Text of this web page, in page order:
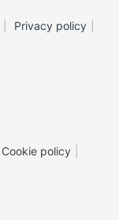
Privacy policy
Cookie policy